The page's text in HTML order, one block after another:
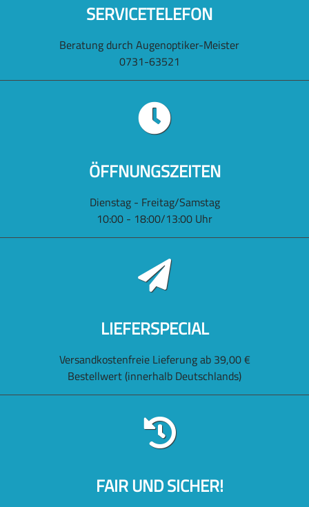
SERVICETELEFON
Beratung durch Augenoptiker-Meister
0731-63521
ÖFFNUNGSZEITEN
Dienstag - Freitag/Samstag
10:00 - 18:00/13:00 Uhr
LIEFERSPECIAL
Versandkostenfreie Lieferung ab 39,00 €
Bestellwert (innerhalb Deutschlands)
FAIR UND SICHER!